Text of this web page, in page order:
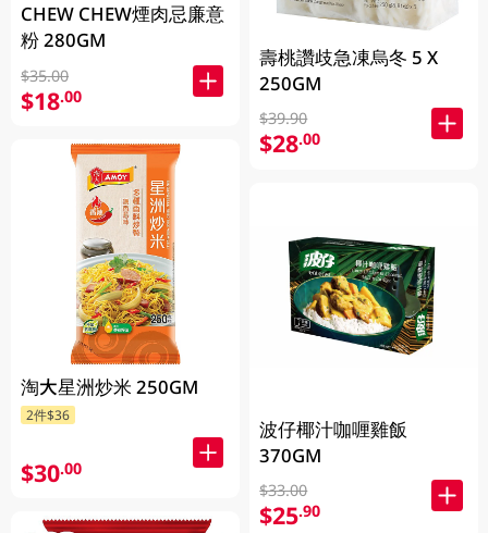
CHEW CHEW煙肉忌廉意
粉 280GM
$35.00
$18.00
淘大星洲炒米 250GM
2件$36
$30.00
壽桃讚歧急凍烏冬 5 X
250GM
$39.90
$28.00
波仔椰汁咖喱雞飯
370GM
$33.00
$25.90